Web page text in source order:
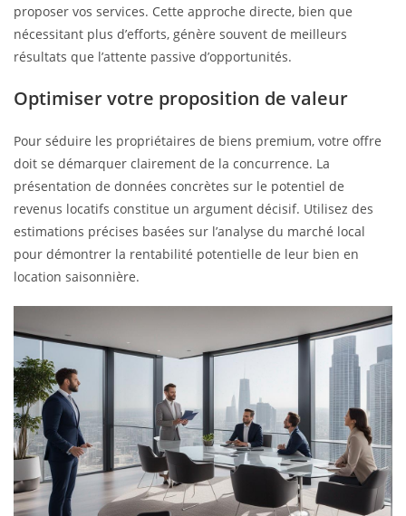
proposer vos services. Cette approche directe, bien que
nécessitant plus d’efforts, génère souvent de meilleurs
résultats que l’attente passive d’opportunités.
Optimiser votre proposition de valeur
Pour séduire les propriétaires de biens premium, votre offre
doit se démarquer clairement de la concurrence. La
présentation de données concrètes sur le potentiel de
revenus locatifs constitue un argument décisif. Utilisez des
estimations précises basées sur l’analyse du marché local
pour démontrer la rentabilité potentielle de leur bien en
location saisonnière.